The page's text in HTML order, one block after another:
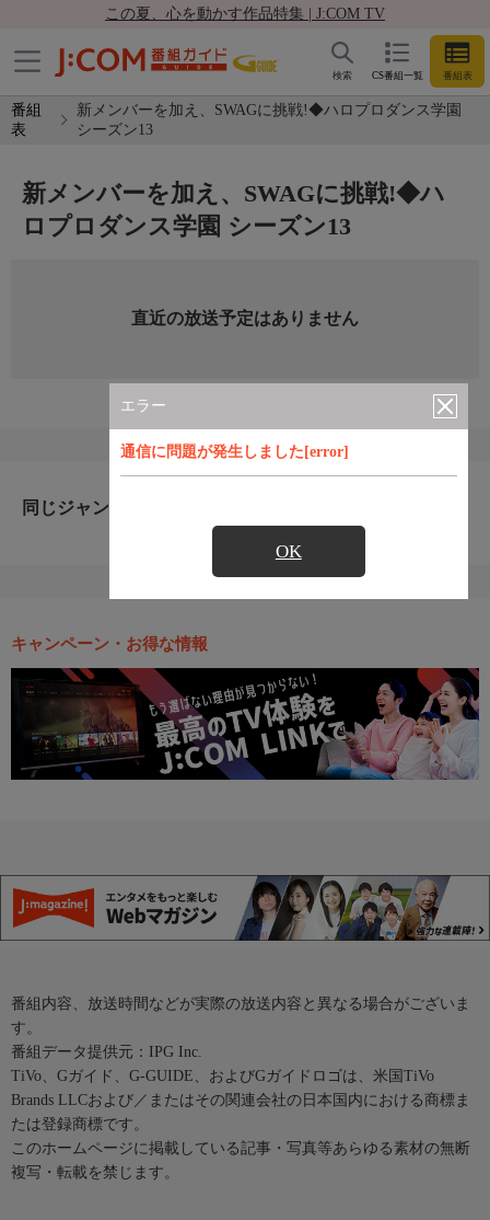
この夏、心を動かす作品特集 | J:COM TV
CS番組一覧 番組表
検索
番組
表
新メンバーを加え、SWAGに挑戦!◆ハロプロダンス学園
シーズン13
エラー
通信に問題が発生しました[error]
OK
新メンバーを加え、SWAGに挑戦!◆ハ
ロプロダンス学園 シーズン13
直近の放送予定はありません
同じジャンルのおすすめ番組
キャンペーン・お得な情報
番組内容、放送時間などが実際の放送内容と異なる場合がございま
す。
番組データ提供元：IPG Inc.
TiVo、Gガイド、G-GUIDE、およびGガイドロゴは、米国TiVo
Brands LLCおよび／またはその関連会社の日本国内における商標ま
たは登録商標です。
このホームページに掲載している記事・写真等あらゆる素材の無断
複写・転載を禁じます。